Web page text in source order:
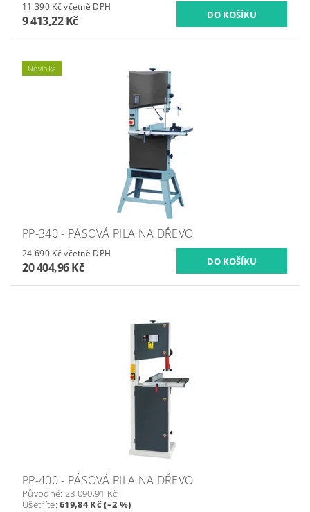
11 390 Kč včetně DPH
9 413,22 Kč
Novinka
PP-340 - PÁSOVÁ PILA NA DŘEVO
24 690 Kč včetně DPH
20 404,96 Kč
PP-400 - PÁSOVÁ PILA NA DŘEVO
Původně: 28 090,91 Kč
Ušetříte:619,84 Kč (–2 %)